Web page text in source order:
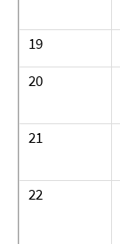
19
20
21
22